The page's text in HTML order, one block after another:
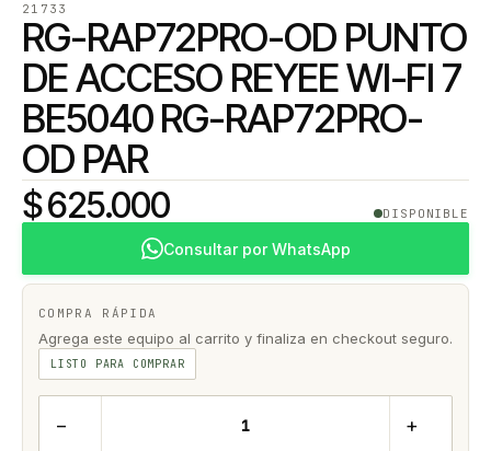
21733
RG-RAP72PRO-OD PUNTO
DE ACCESO REYEE WI-FI 7
BE5040 RG-RAP72PRO-
OD PAR
$ 625.000 DISPONIBLE
Consultar por WhatsApp
COMPRA RÁPIDA
Agrega este equipo al carrito y finaliza en checkout seguro.
LISTO PARA COMPRAR
− +